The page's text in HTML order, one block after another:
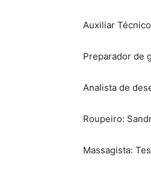
Auxiliar
Preparador de
Analista de
Roupeiro:
Massagista: